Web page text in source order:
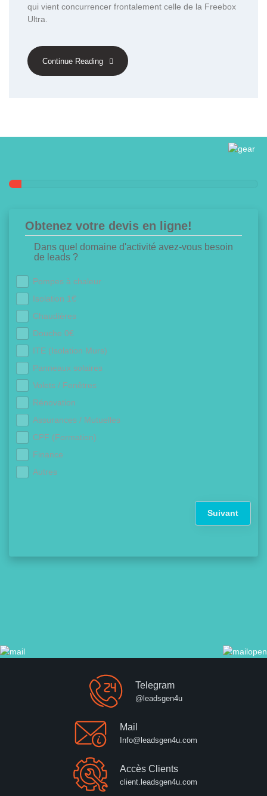
qui vient concurrencer frontalement celle de la Freebox
Ultra.
Continue Reading
Obtenez votre devis en ligne!
Dans quel domaine d'activité avez-vous besoin
de leads ?
Pompes à chaleur
Isolation 1€
Chaudières
Douche 0€
ITE (Isolation Murs)
Panneaux solaires
Volets / Fenêtres
Rénovation
Assurances / Mutuelles
CPF (Formation)
Finance
Autres
Suivant
Telegram
@leadsgen4u
Mail
Info@leadsgen4u.com
Accès Clients
client.leadsgen4u.com